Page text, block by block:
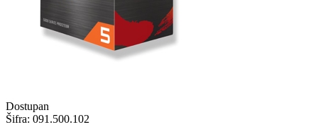
Dostupan
Šifra: 091.500.102